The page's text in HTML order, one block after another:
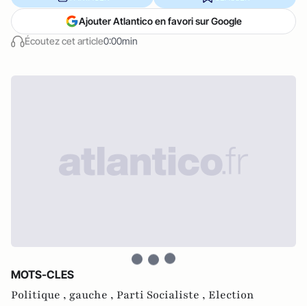
Écoutez cet article0:00min
Ajouter Atlantico en favori sur Google
MOTS-CLES
Politique , gauche , Parti Socialiste , Election